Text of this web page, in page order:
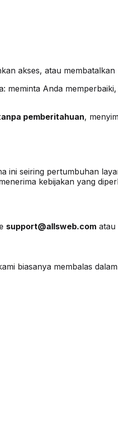
akses, atau
meminta Anda
pemberitahuan,
ini seiring pertumbuhan
kebijakan yang
support@allsweb.com atau
biasanya membalas